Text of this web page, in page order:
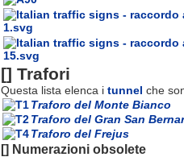
[] Trafori
Questa lista elenca i tunnel che
Traforo del Monte Bianco
Traforo del Gran San
Traforo del Frejus
[] Numerazioni obsolete